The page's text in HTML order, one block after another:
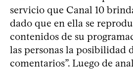
servicio que Canal 10
dado que en ella se
contenidos de su
las personas la posibilidad
comentarios”. Luego de